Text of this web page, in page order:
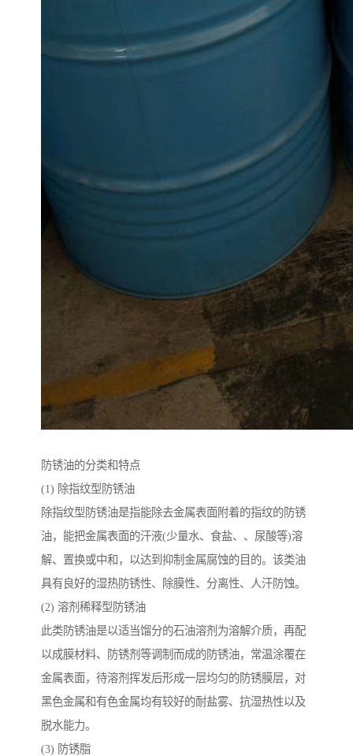
防锈油的分类和特点
(1) 除指纹型防锈油
除指纹型防锈油是指能除去金属表面附着的指纹的防锈
油，能把金属表面的汗液(少量水、食盐、、尿酸等)溶
解、置换或中和，以达到抑制金属腐蚀的目的。该类油
具有良好的湿热防锈性、除膜性、分离性、人汗防蚀。
(2) 溶剂稀释型防锈油
此类防锈油是以适当馏分的石油溶剂为溶解介质，再配
以成膜材料、防锈剂等调制而成的防锈油，常温涂覆在
金属表面，待溶剂挥发后形成一层均匀的防锈膜层，对
黑色金属和有色金属均有较好的耐盐雾、抗湿热性以及
脱水能力。
(3) 防锈脂